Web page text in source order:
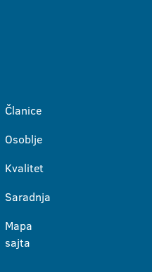
Članice
Osoblje
Kvalitet
Saradnja
Mapa
sajta